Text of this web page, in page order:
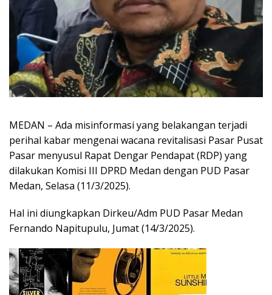
MEDAN – Ada misinformasi yang belakangan terjadi
perihal kabar mengenai wacana revitalisasi Pasar Pusat
Pasar menyusul Rapat Dengar Pendapat (RDP) yang
dilakukan Komisi III DPRD Medan dengan PUD Pasar
Medan, Selasa (11/3/2025).
Hal ini diungkapkan Dirkeu/Adm PUD Pasar Medan
Fernando Napitupulu, Jumat (14/3/2025).